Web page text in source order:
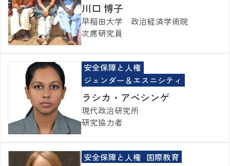
川口 博子
早稲田大学 政治経済学術院
次席研究員
安全保障と人権
ジェンダー＆エスニシティ
ラシカ・アベシンゲ
現代政治研究所
研究協力者
安全保障と人権 国際教育